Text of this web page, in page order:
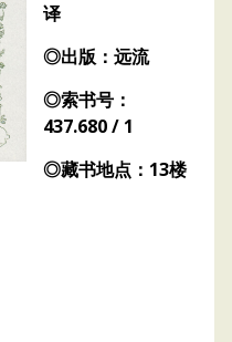
译
◎出版：远流
◎索书号：
437.680 / 1
◎藏书地点：13楼